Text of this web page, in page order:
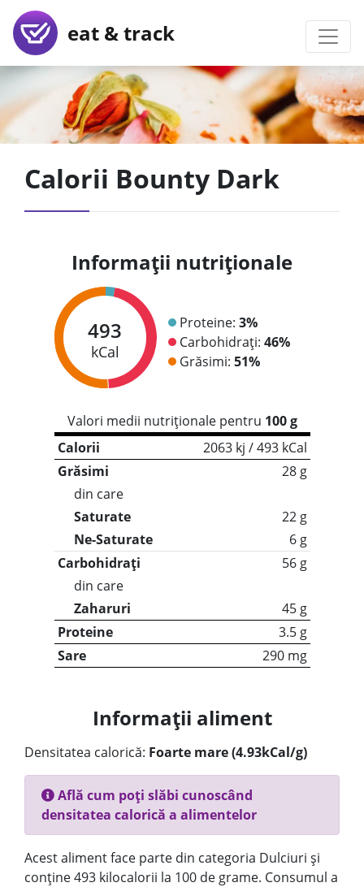
eat & track
Calorii Bounty Dark
Informații nutriționale
493
kCal
Proteine: 3%
Carbohidrați: 46%
Grăsimi: 51%
Valori medii nutriționale pentru 100 g
Calorii
2063 kj / 493 kCal
Grăsimi
28 g
din care
Saturate
22 g
Ne-Saturate
6 g
Carbohidrați
56 g
din care
Zaharuri
45 g
Proteine
3.5 g
Sare
290 mg
Informații aliment
Densitatea calorică: Foarte mare (4.93kCal/g)
Află cum poți slăbi cunoscând
densitatea calorică a alimentelor
Acest aliment face parte din categoria Dulciuri și
conține 493 kilocalorii la 100 de grame. Consumul a